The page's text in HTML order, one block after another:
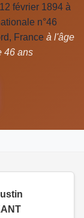
février 1894 à
n°46
France à l'âge
46 ans